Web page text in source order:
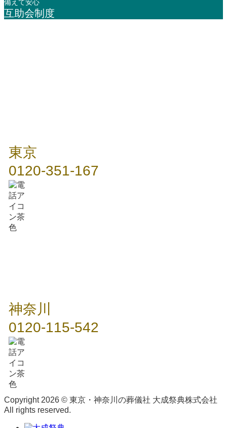
備えて安心
互助会制度
東京
0120-351-167
神奈川
0120-115-542
Copyright 2026 © 東京・神奈川の葬儀社 大成祭典株式会社
All rights reserved.